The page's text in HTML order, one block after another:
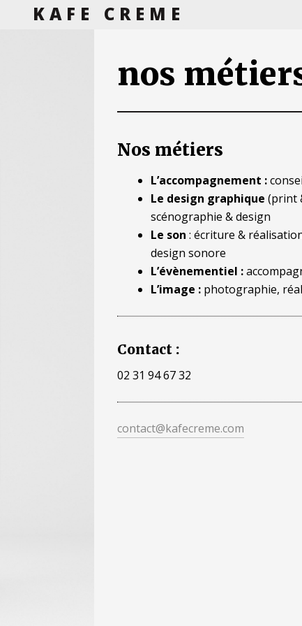
KAFE CREME
nos
Nos métiers
L’accompagnement :
Le design graphique (print
scénographie & design
Le son : écriture &
design sonore
L’évènementiel :
L’image : photographie,
Contact :
02 31 94 67 32
contact@kafecreme.com